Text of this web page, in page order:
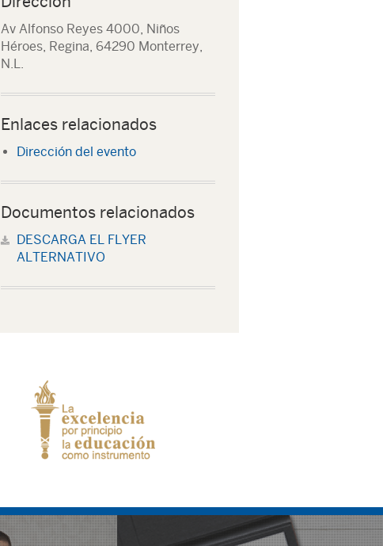
Av Alfonso Reyes 4000, Niños
Héroes, Regina, 64290 Monterrey,
N.L.
Enlaces relacionados
Dirección del evento
Documentos relacionados
DESCARGA EL FLYER
ALTERNATIVO